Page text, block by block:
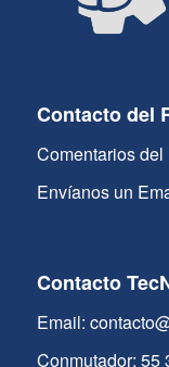
Contacto del
Comentarios del
Envíanos un
Contacto
Email:
Conmutador: 55